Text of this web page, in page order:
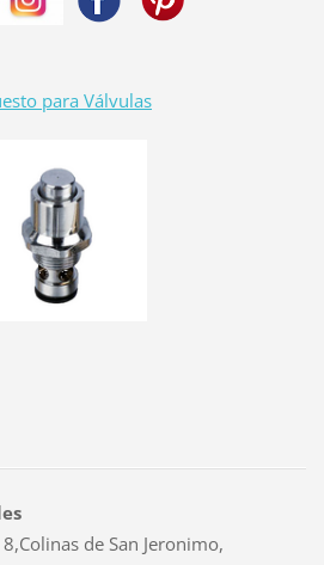
para Válvulas
de San Jeronimo,